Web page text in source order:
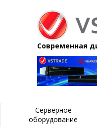
Современная
Серверное
оборудование